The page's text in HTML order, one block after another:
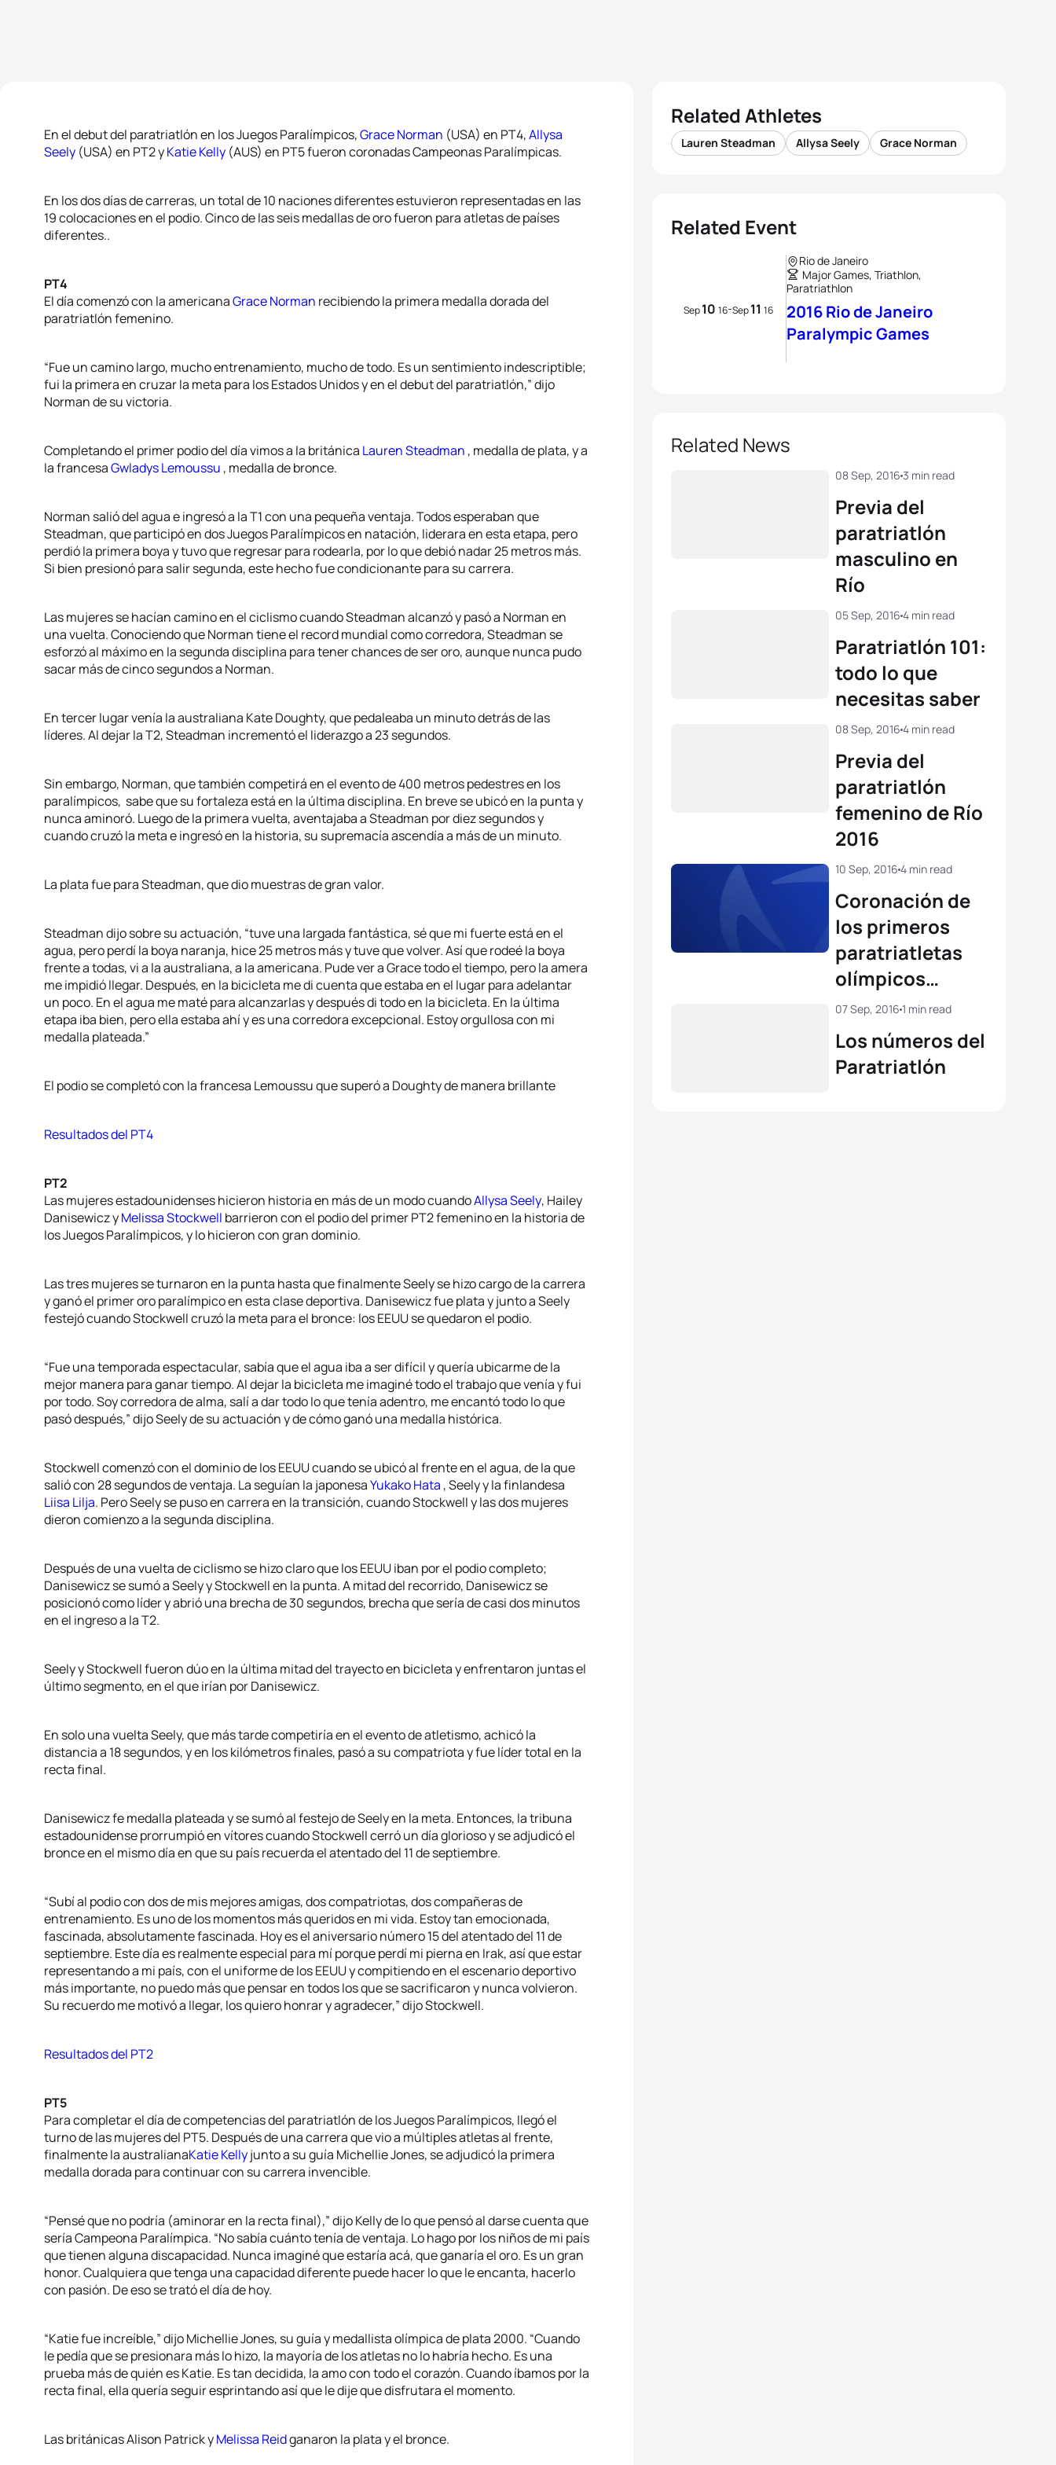
En el debut del paratriatlón en los Juegos Paralímpicos,Grace Norman (USA) en PT4,Allysa
Seely (USA) en PT2 yKatie Kelly (AUS) en PT5 fueron coronadas Campeonas Paralímpicas.
En los dos días de carreras, un total de 10 naciones diferentes estuvieron representadas en las
19 colocaciones en el podio. Cinco de las seis medallas de oro fueron para atletas de países
diferentes..
PT4
El día comenzó con la americanaGrace Norman recibiendo la primera medalla dorada del
paratriatlón femenino.
“Fue un camino largo, mucho entrenamiento, mucho de todo. Es un sentimiento indescriptible;
fui la primera en cruzar la meta para los Estados Unidos y en el debut del paratriatlón,” dijo
Norman de su victoria.
Completando el primer podio del día vimos a la británica Lauren Steadman , medalla de plata, y a
la francesaGwladys Lemoussu , medalla de bronce.
Norman salió del agua e ingresó a la T1 con una pequeña ventaja. Todos esperaban que
Steadman, que participó en dos Juegos Paralímpicos en natación, liderara en esta etapa, pero
perdió la primera boya y tuvo que regresar para rodearla, por lo que debió nadar 25 metros más.
Si bien presionó para salir segunda, este hecho fue condicionante para su carrera.
Las mujeres se hacían camino en el ciclismo cuando Steadman alcanzó y pasó a Norman en
una vuelta. Conociendo que Norman tiene el record mundial como corredora, Steadman se
esforzó al máximo en la segunda disciplina para tener chances de ser oro, aunque nunca pudo
sacar más de cinco segundos a Norman.
En tercer lugar venía la australiana Kate Doughty, que pedaleaba un minuto detrás de las
líderes. Al dejar la T2, Steadman incrementó el liderazgo a 23 segundos.
Sin embargo, Norman, que también competirá en el evento de 400 metros pedestres en los
paralímpicos, sabe que su fortaleza está en la última disciplina. En breve se ubicó en la punta y
nunca aminoró. Luego de la primera vuelta, aventajaba a Steadman por diez segundos y
cuando cruzó la meta e ingresó en la historia, su supremacía ascendía a más de un minuto.
La plata fue para Steadman, que dio muestras de gran valor.
Steadman dijo sobre su actuación, “tuve una largada fantástica, sé que mi fuerte está en el
agua, pero perdí la boya naranja, hice 25 metros más y tuve que volver. Así que rodeé la boya
frente a todas, vi a la australiana, a la americana. Pude ver a Grace todo el tiempo, pero la amera
me impidió llegar. Después, en la bicicleta me di cuenta que estaba en el lugar para adelantar
un poco. En el agua me maté para alcanzarlas y después di todo en la bicicleta. En la última
etapa iba bien, pero ella estaba ahí y es una corredora excepcional. Estoy orgullosa con mi
medalla plateada.”
El podio se completó con la francesa Lemoussu que superó a Doughty de manera brillante
Resultados del PT4
PT2
Las mujeres estadounidenses hicieron historia en más de un modo cuandoAllysa Seely, Hailey
Danisewicz yMelissa Stockwell barrieron con el podio del primer PT2 femenino en la historia de
los Juegos Paralímpicos, y lo hicieron con gran dominio.
Las tres mujeres se turnaron en la punta hasta que finalmente Seely se hizo cargo de la carrera
y ganó el primer oro paralímpico en esta clase deportiva. Danisewicz fue plata y junto a Seely
festejó cuando Stockwell cruzó la meta para el bronce: los EEUU se quedaron el podio.
“Fue una temporada espectacular, sabía que el agua iba a ser difícil y quería ubicarme de la
mejor manera para ganar tiempo. Al dejar la bicicleta me imaginé todo el trabajo que venía y fui
por todo. Soy corredora de alma, salí a dar todo lo que tenía adentro, me encantó todo lo que
pasó después,” dijo Seely de su actuación y de cómo ganó una medalla histórica.
Stockwell comenzó con el dominio de los EEUU cuando se ubicó al frente en el agua, de la que
salió con 28 segundos de ventaja. La seguían la japonesaYukako Hata , Seely y la finlandesa
Liisa Lilja. Pero Seely se puso en carrera en la transición, cuando Stockwell y las dos mujeres
dieron comienzo a la segunda disciplina.
Después de una vuelta de ciclismo se hizo claro que los EEUU iban por el podio completo;
Danisewicz se sumó a Seely y Stockwell en la punta. A mitad del recorrido, Danisewicz se
posicionó como líder y abrió una brecha de 30 segundos, brecha que sería de casi dos minutos
en el ingreso a la T2.
Seely y Stockwell fueron dúo en la última mitad del trayecto en bicicleta y enfrentaron juntas el
último segmento, en el que irían por Danisewicz.
En solo una vuelta Seely, que más tarde competiría en el evento de atletismo, achicó la
distancia a 18 segundos, y en los kilómetros finales, pasó a su compatriota y fue líder total en la
recta final.
Danisewicz fe medalla plateada y se sumó al festejo de Seely en la meta. Entonces, la tribuna
estadounidense prorrumpió en vítores cuando Stockwell cerró un día glorioso y se adjudicó el
bronce en el mismo día en que su país recuerda el atentado del 11 de septiembre.
“Subí al podio con dos de mis mejores amigas, dos compatriotas, dos compañeras de
entrenamiento. Es uno de los momentos más queridos en mi vida. Estoy tan emocionada,
fascinada, absolutamente fascinada. Hoy es el aniversario número 15 del atentado del 11 de
septiembre. Este día es realmente especial para mí porque perdí mi pierna en Irak, así que estar
representando a mi país, con el uniforme de los EEUU y compitiendo en el escenario deportivo
más importante, no puedo más que pensar en todos los que se sacrificaron y nunca volvieron.
Su recuerdo me motivó a llegar, los quiero honrar y agradecer,” dijo Stockwell.
Resultados del PT2
PT5
Para completar el día de competencias del paratriatlón de los Juegos Paralímpicos, llegó el
turno de las mujeres del PT5. Después de una carrera que vio a múltiples atletas al frente,
finalmente la australianaKatie Kellyjunto a su guía Michellie Jones, se adjudicó la primera
medalla dorada para continuar con su carrera invencible.
“Pensé que no podría (aminorar en la recta final),” dijo Kelly de lo que pensó al darse cuenta que
sería Campeona Paralímpica. “No sabía cuánto tenía de ventaja. Lo hago por los niños de mi país
que tienen alguna discapacidad. Nunca imaginé que estaría acá, que ganaría el oro. Es un gran
honor. Cualquiera que tenga una capacidad diferente puede hacer lo que le encanta, hacerlo
con pasión. De eso se trató el día de hoy.
“Katie fue increíble,” dijo Michellie Jones, su guía y medallista olímpica de plata 2000. “Cuando
le pedía que se presionara más lo hizo, la mayoría de los atletas no lo habría hecho. Es una
prueba más de quién es Katie. Es tan decidida, la amo con todo el corazón. Cuando íbamos por la
recta final, ella quería seguir esprintando así que le dije que disfrutara el momento.
Las británicas Alison Patrick yMelissa Reidganaron la plata y el bronce.
Related Athletes
Lauren Steadman Allysa Seely Grace Norman
Related Event
Sep10 16-Sep11 16
Rio de Janeiro
Major Games, Triathlon,
Paratriathlon
2016 Rio de Janeiro
Paralympic Games
Related News
Previa del
paratriatlón
masculino en
Río
08 Sep, 2016 3 min read
Paratriatlón 101:
todo lo que
necesitas saber
05 Sep, 2016 4 min read
Previa del
paratriatlón
femenino de Río
2016
08 Sep, 2016 4 min read
Coronación de
los primeros
paratriatletas
olímpicos
masculinos
10 Sep, 2016 4 min read
Los números del
Paratriatlón
07 Sep, 2016 1 min read